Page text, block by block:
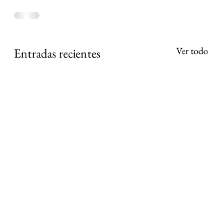
Entradas recientes Ver todo